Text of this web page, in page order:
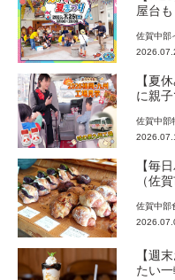
屋台
佐賀中部
【夏
に親
工場』
佐賀中部
【毎
（佐
佐賀中部
【週
たい